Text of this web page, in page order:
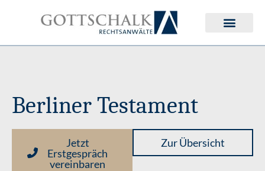
Berliner Testament
Jetzt
Erstgespräch
vereinbaren
Zur Übersicht